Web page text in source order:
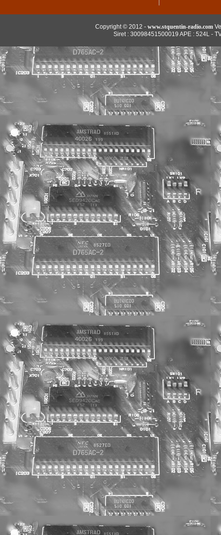
Copyright © 2012 - www.stquentin-radio.com
Siret : 30098451500019 APE : 524L -